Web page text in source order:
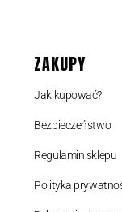
ZAKUPY
Jak kupować?
Bezpieczeństwo
Regulamin sklepu
Polityka